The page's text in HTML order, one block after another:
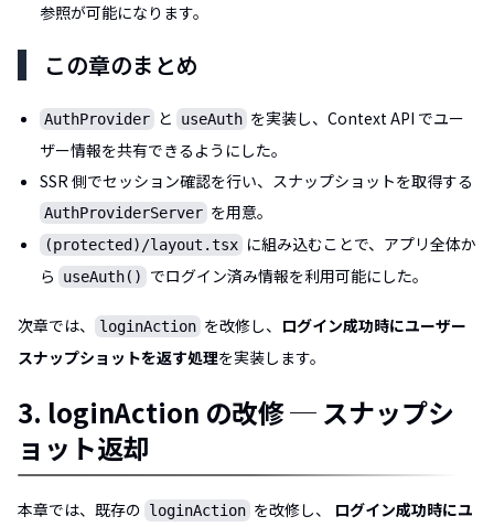
参照が可能になります。
この章のまとめ
AuthProvider と useAuth を実装し、Context API でユー
ザー情報を共有できるようにした。
SSR 側でセッション確認を行い、スナップショットを取得する
AuthProviderServer を用意。
(protected)/layout.tsx に組み込むことで、アプリ全体か
ら
useAuth() でログイン済み情報を利用可能にした。
次章では、 loginAction を改修し、 ログイン成功時にユーザー
スナップショットを返す処理を実装します。
3. loginAction の改修 ─ スナップシ
ョット返却
本章では、既存の loginAction を改修し、 ログイン成功時にユ